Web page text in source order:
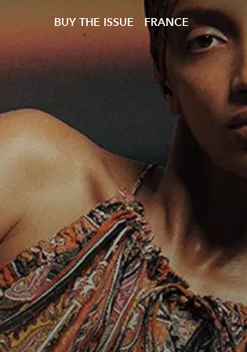
BUY THE ISSUE FRANCE